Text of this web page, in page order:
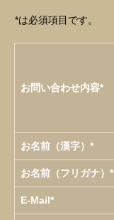
*は必須項目です。
お問い合わせ内容*
お名前（漢字）*
お名前（フリガナ）*
E-Mail*